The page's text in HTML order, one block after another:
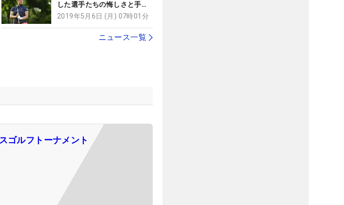
した選手たちの悔しさと手応
え【最終日コメント集】
2019年5月6日 (月) 07時01分
ニュース一覧
ゴルフトーナメント